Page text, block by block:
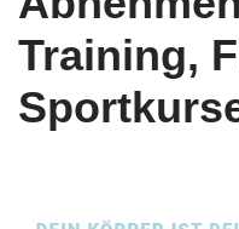
Training,